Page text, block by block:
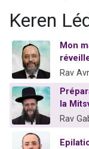
Keren
Mon
Rav
la
Rav